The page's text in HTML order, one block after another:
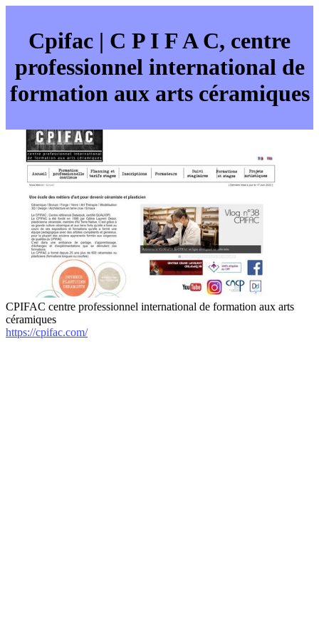
Cpifac | C P I F A C, centre
profes­sion­nel in­ter­natio­nal de
formation aux arts céramiques
CPIFAC centre professionnel international de formation aux arts
céramiques
https://cpifac.com/